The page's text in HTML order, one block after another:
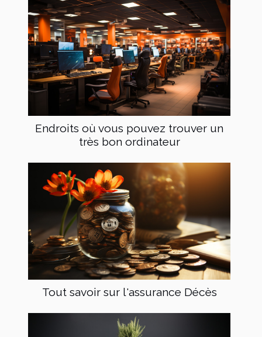
Endroits où vous pouvez trouver un
très bon ordinateur
Tout savoir sur l'assurance Décès